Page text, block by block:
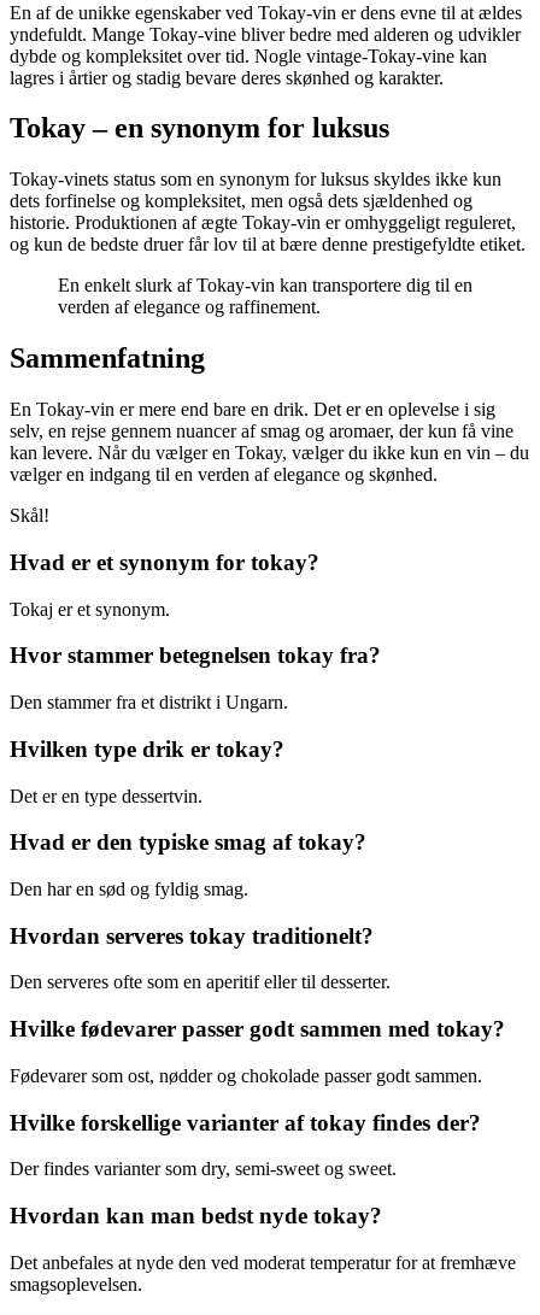
En af de unikke egenskaber ved Tokay-vin er dens evne til at ældes
yndefuldt. Mange Tokay-vine bliver bedre med alderen og udvikler
dybde og kompleksitet over tid. Nogle vintage-Tokay-vine kan
lagres i årtier og stadig bevare deres skønhed og karakter.
Tokay – en synonym for luksus
Tokay-vinets status som en synonym for luksus skyldes ikke kun
dets forfinelse og kompleksitet, men også dets sjældenhed og
historie. Produktionen af ægte Tokay-vin er omhyggeligt reguleret,
og kun de bedste druer får lov til at bære denne prestigefyldte etiket.
En enkelt slurk af Tokay-vin kan transportere dig til en
verden af elegance og raffinement.
Sammenfatning
En Tokay-vin er mere end bare en drik. Det er en oplevelse i sig
selv, en rejse gennem nuancer af smag og aromaer, der kun få vine
kan levere. Når du vælger en Tokay, vælger du ikke kun en vin – du
vælger en indgang til en verden af elegance og skønhed.
Skål!
Hvad er et synonym for tokay?
Tokaj er et synonym.
Hvor stammer betegnelsen tokay fra?
Den stammer fra et distrikt i Ungarn.
Hvilken type drik er tokay?
Det er en type dessertvin.
Hvad er den typiske smag af tokay?
Den har en sød og fyldig smag.
Hvordan serveres tokay traditionelt?
Den serveres ofte som en aperitif eller til desserter.
Hvilke fødevarer passer godt sammen med tokay?
Fødevarer som ost, nødder og chokolade passer godt sammen.
Hvilke forskellige varianter af tokay findes der?
Der findes varianter som dry, semi-sweet og sweet.
Hvordan kan man bedst nyde tokay?
Det anbefales at nyde den ved moderat temperatur for at fremhæve
smagsoplevelsen.